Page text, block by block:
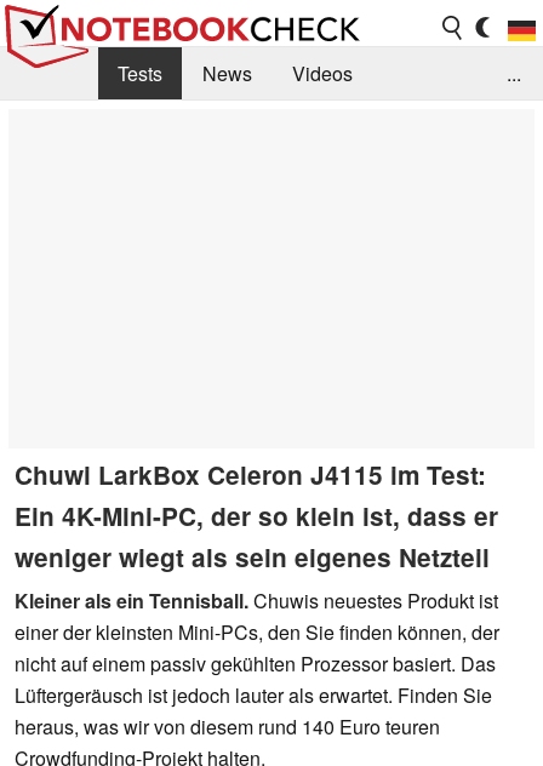
Tests News
Videos
...
Chuwi LarkBox Celeron J4115 im Test:
Ein 4K-Mini-PC, der so klein ist, dass er
weniger wiegt als sein eigenes Netzteil
Kleiner als ein Tennisball.Chuwis neuestes Produkt ist
einer der kleinsten Mini-PCs, den Sie finden können, der
nicht auf einem passiv gekühlten Prozessor basiert. Das
Lüftergeräusch ist jedoch lauter als erwartet. Finden Sie
heraus, was wir von diesem rund 140 Euro teuren
Crowdfunding-Projekt halten.